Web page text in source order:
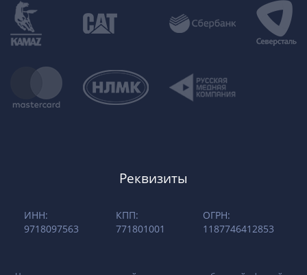
Реквизиты
ИНН:
9718097563
КПП:
771801001
ОГРН:
1187746412853